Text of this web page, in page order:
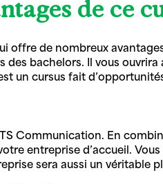
de ce
offre de nombreux
des bachelors. Il vous
un cursus fait
Communication. En
entreprise d’accueil.
sera aussi un